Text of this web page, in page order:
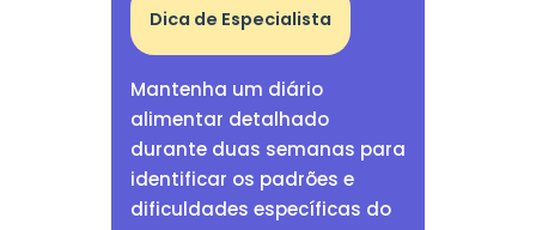
Dica de Especialista
Mantenha um diário
alimentar detalhado
durante duas semanas para
identificar os padrões e
dificuldades específicas do